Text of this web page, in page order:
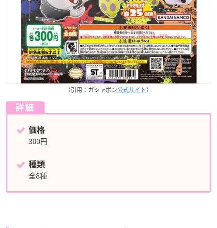
（引用：ガシャポン公式サイト）
詳細
価格
300円
種類
全8種